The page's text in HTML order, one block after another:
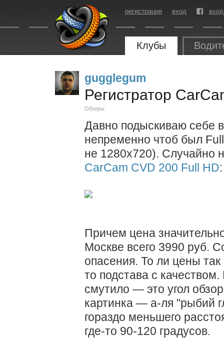
регистрация вход
Клубы
gugglegum
Регистратор
Обзоры
Давно подыскиваю себе
непременно чтоб был
не 1280x720). Случайно
CarCam CVD 200 Full HD:
Причем цена
Москве всего 3990 руб.
опасения. То ли цены так
то подстава с
смутило — это угол
картинка — а-ля "рыбий
гораздо меньшего
где-то 90-120 градусов.